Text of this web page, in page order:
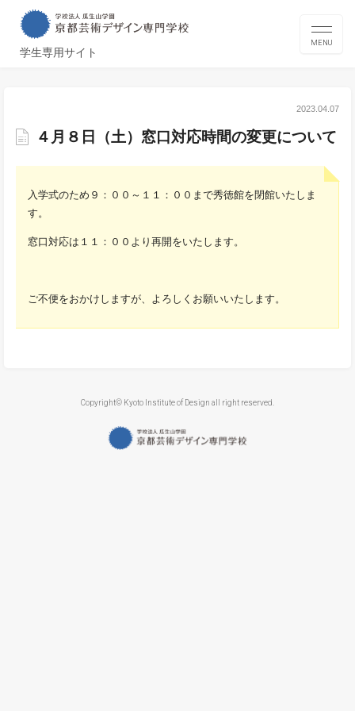
学生専用サイト
MENU
2023.04.07
４月８日（土）窓口対応時間の変更について
入学式のため９：００～１１：００まで秀徳館を閉館いたしま
す。
窓口対応は１１：００より再開をいたします。
ご不便をおかけしますが、よろしくお願いいたします。
Copyright© Kyoto Institute of Design all right reserved.